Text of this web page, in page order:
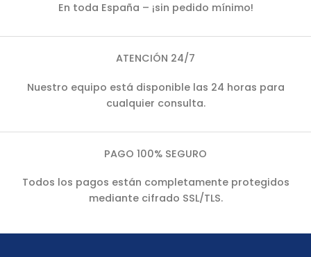
En toda España – ¡sin pedido mínimo!
ATENCIÓN 24/7
Nuestro equipo está disponible las 24 horas para
cualquier consulta.
PAGO 100% SEGURO
Todos los pagos están completamente protegidos
mediante cifrado SSL/TLS.